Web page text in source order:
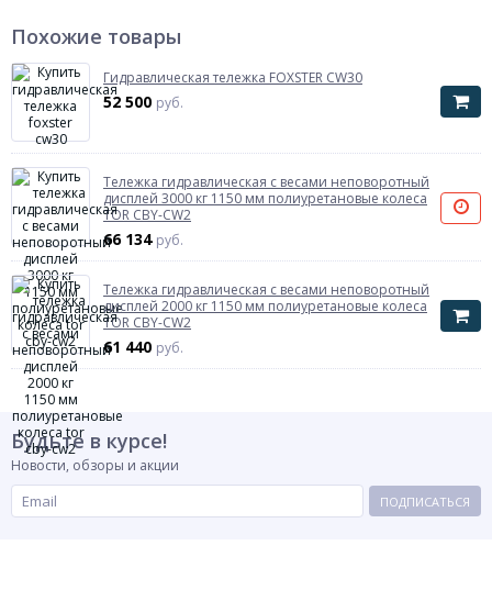
Похожие товары
Гидравлическая тележка FOXSTER CW30
52 500 руб.
Тележка гидравлическая с весами неповоротный
дисплей 3000 кг 1150 мм полиуретановые колеса
TOR CBY-CW2
66 134 руб.
Тележка гидравлическая с весами неповоротный
дисплей 2000 кг 1150 мм полиуретановые колеса
TOR CBY-CW2
61 440 руб.
Будьте в курсе!
Новости, обзоры и акции
ПОДПИСАТЬСЯ